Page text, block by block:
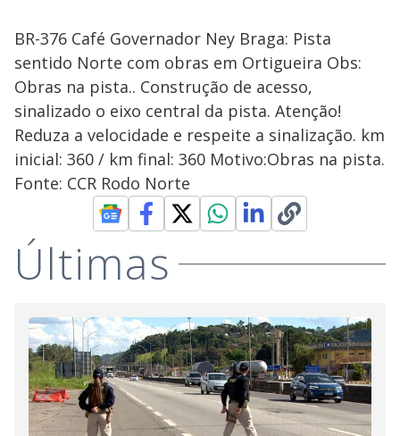
BR-376 Café Governador Ney Braga: Pista
sentido Norte com obras em Ortigueira Obs:
Obras na pista.. Construção de acesso,
sinalizado o eixo central da pista. Atenção!
Reduza a velocidade e respeite a sinalização. km
inicial: 360 / km final: 360 Motivo:Obras na pista.
Fonte: CCR Rodo Norte
Últimas